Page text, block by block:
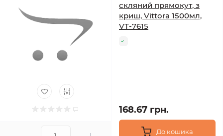
скляний прямокут, з
криш, Vittora 1500мл,
VT-7615
168.67 грн.
До кошика